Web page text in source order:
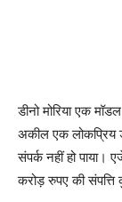
डीनो मोरिया एक
अकील एक लोकप्रिय
संपर्क नहीं हो
करोड़ रुपए की